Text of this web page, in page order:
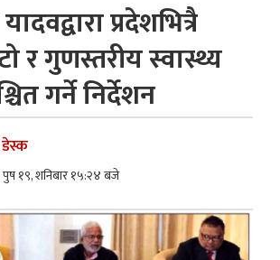
प्रदेशभित्रै
र गुणस्तरीय स्वास्थ्य
गर्ने निर्देशन
१९, शनिबार १५:२४ बजे